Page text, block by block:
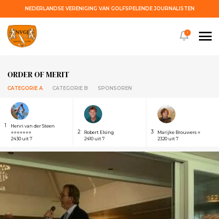
NEDERLANDSE VERENIGING VAN GOLFSPELENDE JOURNALISTEN
ORDER OF MERIT
CATEGORIE A CATEGORIE B SPONSOREN
1
Henri van der Steen
⭐⭐⭐⭐⭐⭐⭐
2430 uit 7
2
Robert Elsing
2410 uit 7
3
Marijke Brouwers ⭐
2320 uit 7
!